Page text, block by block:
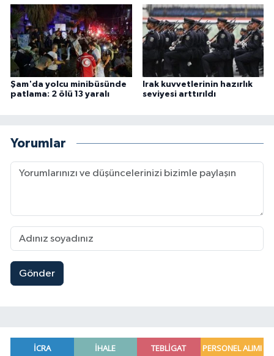
Şam'da yolcu minibüsünde
patlama: 2 ölü 13 yaralı
Irak kuvvetlerinin hazırlık
seviyesi arttırıldı
Yorumlar
Gönder